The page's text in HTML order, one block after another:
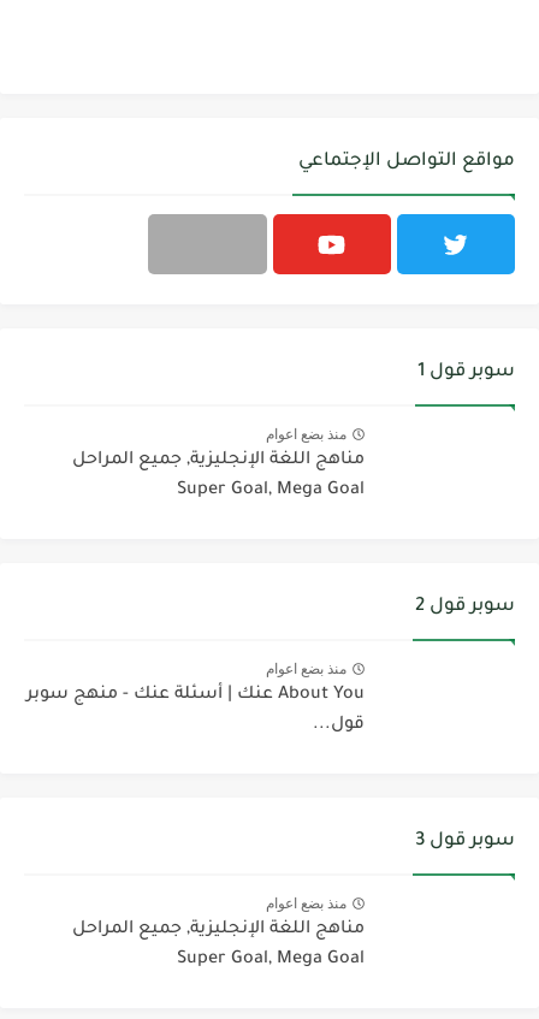
مواقع التواصل الإجتماعي
سوبر قول 1
منذ بضع اعوام
مناهج اللغة الإنجليزية, جميع المراحل
Super Goal, Mega Goal
سوبر قول 2
منذ بضع اعوام
About You عنك | أسئلة عنك - منهج سوبر
قول...
سوبر قول 3
منذ بضع اعوام
مناهج اللغة الإنجليزية, جميع المراحل
Super Goal, Mega Goal